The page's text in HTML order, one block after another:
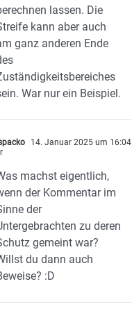
lassen. Die
kann aber auch
ganz anderen Ende
War nur ein Beispiel.
14. Januar 2025 um 16:04
machst eigentlich,
der Kommentar im
der
zu deren
gemeint war?
du dann auch
:D